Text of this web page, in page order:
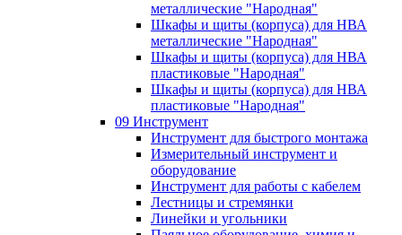
металлические "Народная"
Шкафы и щиты (корпуса) для НВА
металлические "Народная"
Шкафы и щиты (корпуса) для НВА
пластиковые "Народная"
Шкафы и щиты (корпуса) для НВА
пластиковые "Народная"
09 Инструмент
Инструмент для быстрого монтажа
Измерительный инструмент и
оборудование
Инструмент для работы с кабелем
Лестницы и стремянки
Линейки и угольники